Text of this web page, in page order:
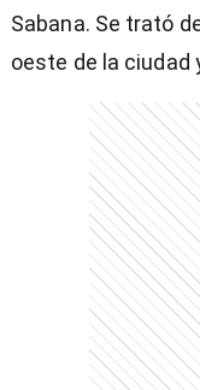
Sabana. Se trató
oeste de la ciudad